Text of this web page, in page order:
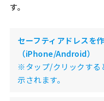
す。
セーフティアドレスを
（iPhone/Android）
※タップ/クリックする
示されます。